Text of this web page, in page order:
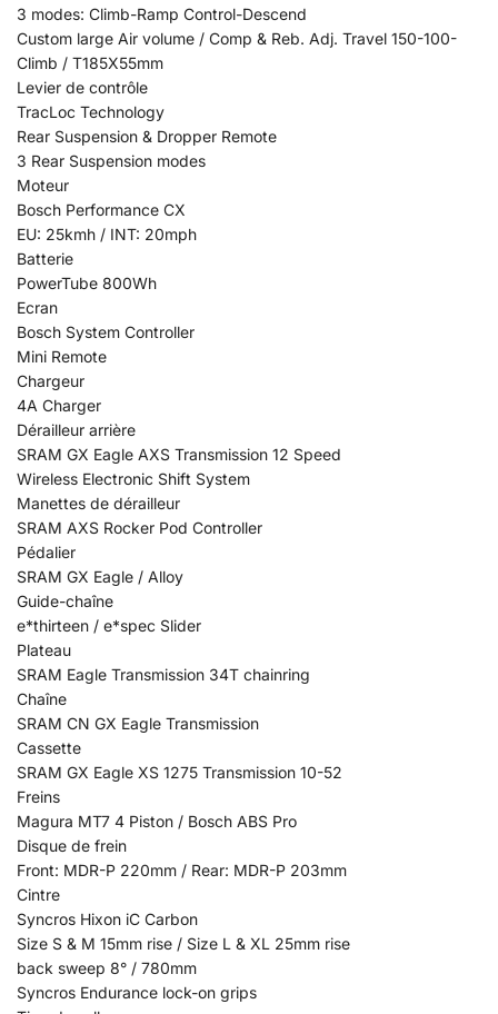
3 modes: Climb-Ramp Control-Descend
Custom large Air volume / Comp & Reb. Adj. Travel 150-100-
Climb / T185X55mm
Levier de contrôle
TracLoc Technology
Rear Suspension & Dropper Remote
3 Rear Suspension modes
Moteur
Bosch Performance CX
EU: 25kmh / INT: 20mph
Batterie
PowerTube 800Wh
Ecran
Bosch System Controller
Mini Remote
Chargeur
4A Charger
Dérailleur arrière
SRAM GX Eagle AXS Transmission 12 Speed
Wireless Electronic Shift System
Manettes de dérailleur
SRAM AXS Rocker Pod Controller
Pédalier
SRAM GX Eagle / Alloy
Guide-chaîne
e*thirteen / e*spec Slider
Plateau
SRAM Eagle Transmission 34T chainring
Chaîne
SRAM CN GX Eagle Transmission
Cassette
SRAM GX Eagle XS 1275 Transmission 10-52
Freins
Magura MT7 4 Piston / Bosch ABS Pro
Disque de frein
Front: MDR-P 220mm / Rear: MDR-P 203mm
Cintre
Syncros Hixon iC Carbon
Size S & M 15mm rise / Size L & XL 25mm rise
back sweep 8° / 780mm
Syncros Endurance lock-on grips